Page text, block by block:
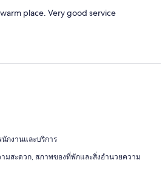
place. Very good service
กงานและบริการ
มสะดวก, สภาพของที่พักและสิ่งอำนวยความ